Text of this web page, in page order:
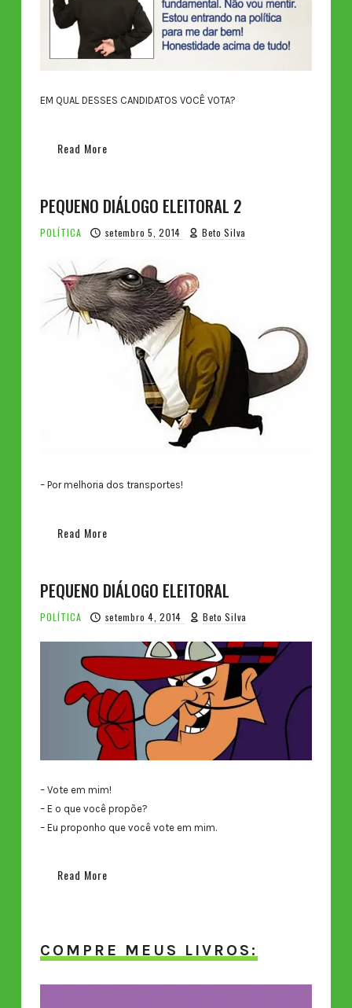
EM QUAL DESSES CANDIDATOS VOCÊ VOTA?
Read More
PEQUENO DIÁLOGO ELEITORAL 2
POLÍTICA setembro 5, 2014 Beto Silva
– Por melhoria dos transportes!
Read More
PEQUENO DIÁLOGO ELEITORAL
POLÍTICA setembro 4, 2014 Beto Silva
– Vote em mim!
– E o que você propõe?
– Eu proponho que você vote em mim.
Read More
COMPRE MEUS LIVROS: